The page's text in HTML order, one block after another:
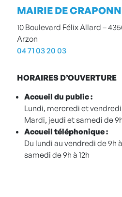
MAIRIE DE
10 Boulevard Félix Allard –
Arzon
04 71 03 20 03
HORAIRES D’OUVERTURE
Accueil du public :
Lundi, mercredi et vendredi
Mardi, jeudi et samedi de 9h
Accueil téléphonique :
Du lundi au vendredi de 9h à
samedi de 9h à 12h